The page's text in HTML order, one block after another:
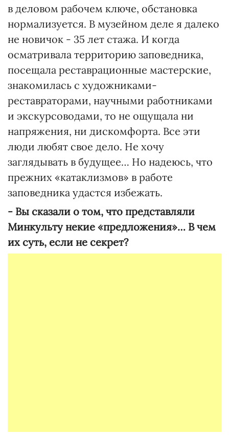
в деловом рабочем ключе, обстановка
нормализуется. В музейном деле я далеко
не новичок - 35 лет стажа. И когда
осматривала территорию заповедника,
посещала реставрационные мастерские,
знакомилась с художниками-
реставраторами, научными работниками
и экскурсоводами, то не ощущала ни
напряжения, ни дискомфорта. Все эти
люди любят свое дело. Не хочу
заглядывать в будущее… Но надеюсь, что
прежних «катаклизмов» в работе
заповедника удастся избежать.
- Вы сказали о том, что представляли
Минкульту некие «предложения»… В чем
их суть, если не секрет?